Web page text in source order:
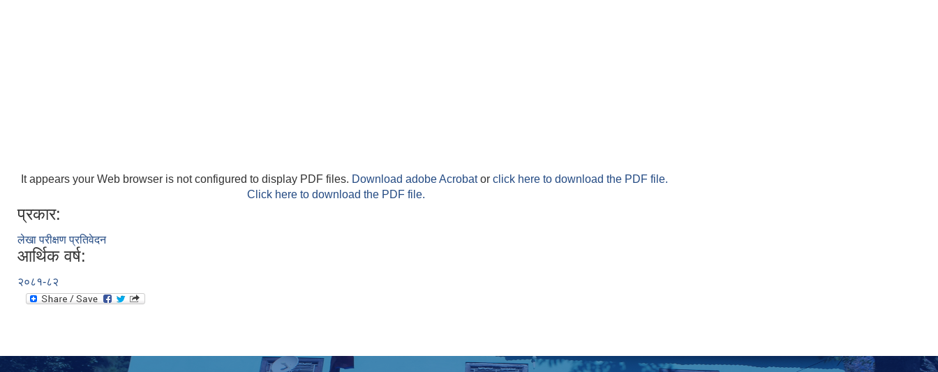
It appears your Web browser is not configured to display PDF files. Download adobe Acrobator click here to download the PDF file.
Click here to download the PDF file.
प्रकार:
लेखा परीक्षण प्रतिवेदन
आर्थिक वर्ष:
२०८१-८२